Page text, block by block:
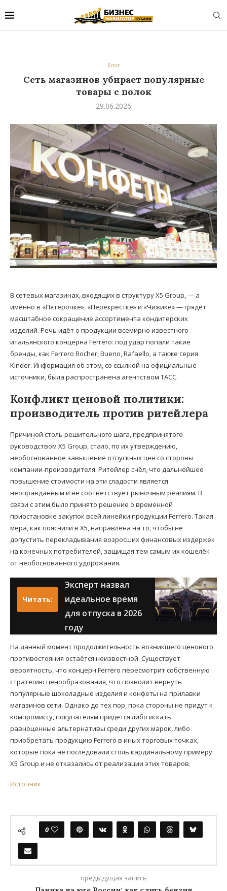
Блог
Сеть магазинов убирает популярные
товары с полок
29.06.2026
В сетевых магазинах, входящих в структуру X5 Group, — а
именно в «Пятёрочке», «Перекрёстке» и «Чижике» — грядёт
масштабное сокращение ассортимента кондитерских
изделий. Речь идёт о продукции всемирно известного
итальянского концерна Ferrero: под удар попали такие
бренды, как Ferrero Rocher, Bueno, Rafaello, а также серия
Kinder. Информация об этом, со ссылкой на официальные
источники, была распространена агентством ТАСС.
Конфликт ценовой политики:
производитель против ритейлера
Причиной столь решительного шага, предпринятого
руководством X5 Group, стало, по их утверждению,
необоснованное завышение отпускных цен со стороны
компании-производителя. Ритейлер счёл, что дальнейшее
повышение стоимости на эти сладости является
неоправданным и не соответствует рыночным реалиям. В
связи с этим было принято решение о временной
приостановке закупок всей линейки продукции Ferrero. Такая
мера, как пояснили в X5, направлена на то, чтобы не
допустить перекладывания возросших финансовых издержек
на конечных потребителей, защищая тем самым их кошелёк
от необоснованного удорожания.
Читать:
Эксперт назвал
идеальное время
для отпуска в 2026
году
На данный момент продолжительность возникшего ценового
противостояния остаётся неизвестной. Существует
вероятность, что концерн Ferrero пересмотрит собственную
стратегию ценообразования, что позволит вернуть
популярные шоколадные изделия и конфеты на прилавки
магазинов сети. Однако до тех пор, пока стороны не придут к
компромиссу, покупателям придётся либо искать
равноценные альтернативы среди других марок, либо
приобретать продукцию Ferrero в иных торговых точках,
которые пока не последовали столь кардинальному примеру
X5 Group и не отказались от реализации этих товаров.
Источник
0
предыдущая запись